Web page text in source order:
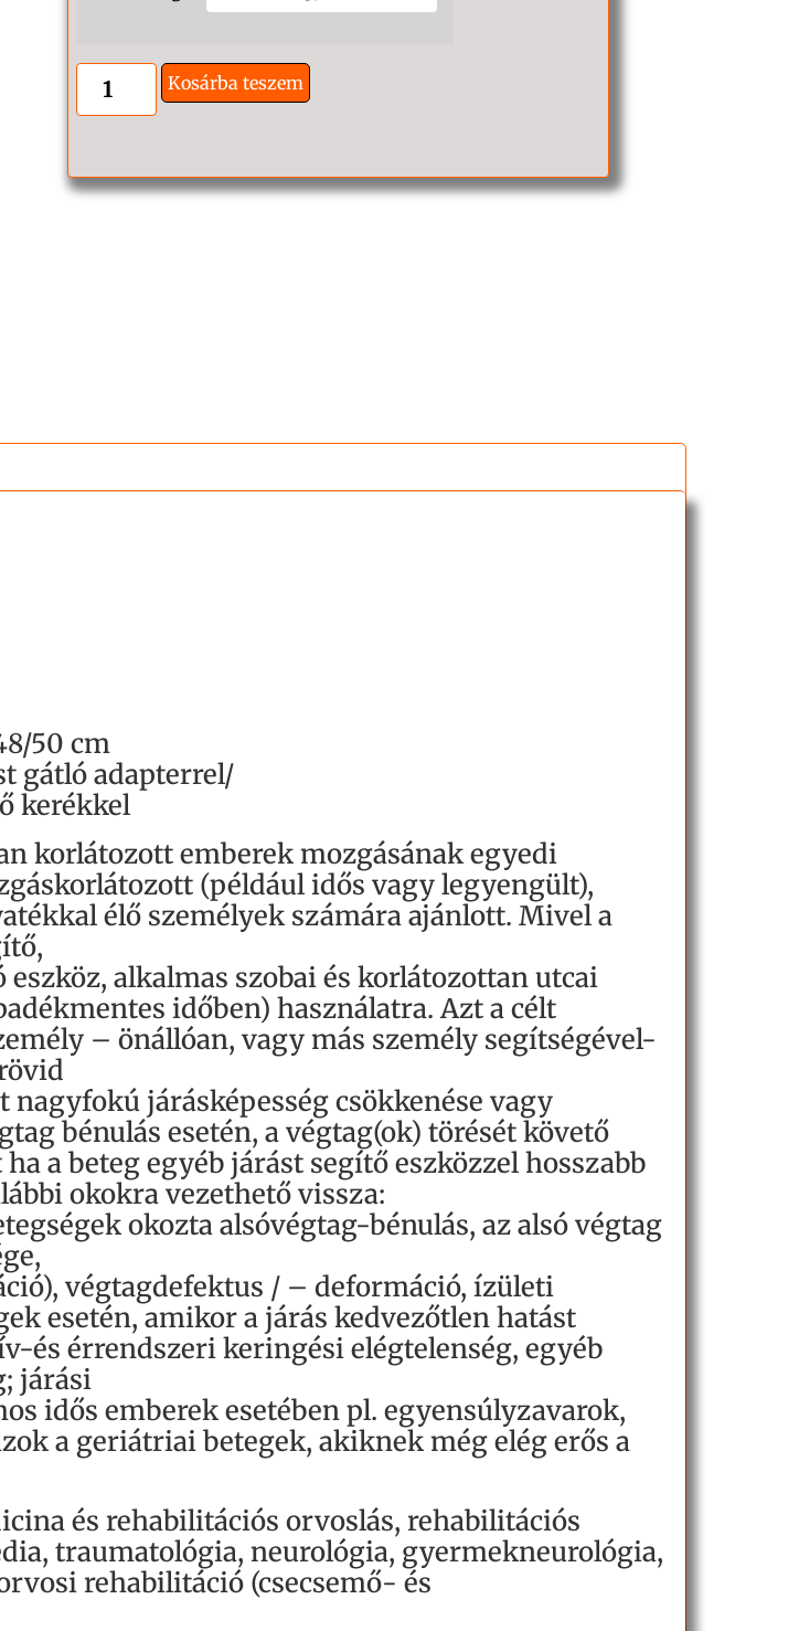
Kosárba teszem
50 cm
gátló adapterrel/
kerékkel
korlátozott emberek mozgásának egyedi
(például idős vagy legyengült),
élő személyek számára ajánlott. Mivel a
alkalmas szobai és korlátozottan utcai
időben) használatra. Azt a célt
– önállóan, vagy más személy segítségével-
járásképesség csökkenése vagy
bénulás esetén, a végtag(ok) törését követő
a beteg egyéb járást segítő eszközzel hosszabb
okokra vezethető vissza:
okozta alsóvégtag-bénulás, az alsó végtag
végtagdefektus / – deformáció, ízületi
esetén, amikor a járás kedvezőtlen hatást
és érrendszeri keringési elégtelenség, egyéb
járási
idős emberek esetében pl. egyensúlyzavarok,
a geriátriai betegek, akiknek még elég erős a
és rehabilitációs orvoslás, rehabilitációs
traumatológia, neurológia, gyermekneurológia,
rehabilitáció (csecsemő- és